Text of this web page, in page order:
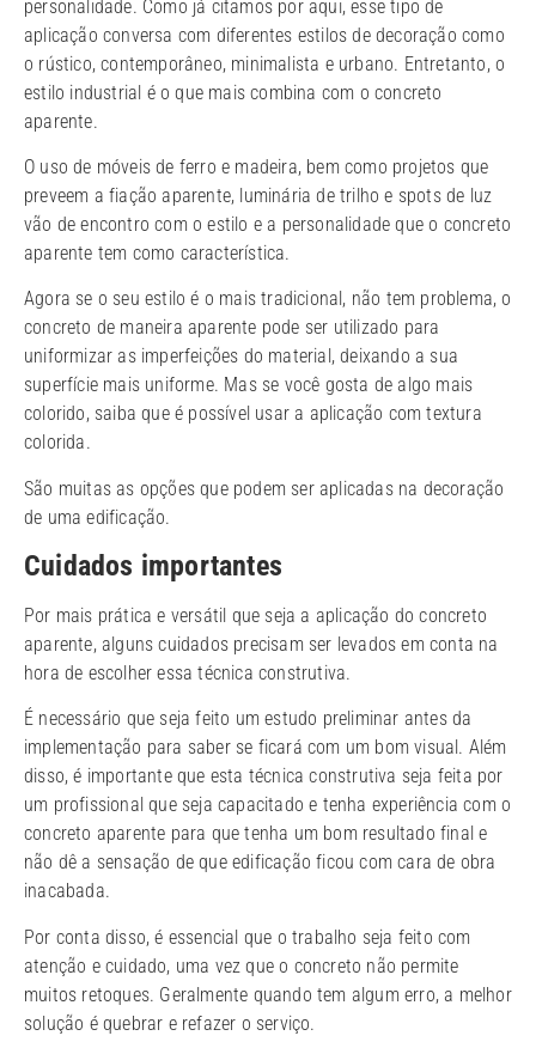
personalidade. Como já citamos por aqui, esse tipo de
aplicação conversa com diferentes estilos de decoração como
o rústico, contemporâneo, minimalista e urbano. Entretanto, o
estilo industrial é o que mais combina com o concreto
aparente.
O uso de móveis de ferro e madeira, bem como projetos que
preveem a fiação aparente, luminária de trilho e spots de luz
vão de encontro com o estilo e a personalidade que o concreto
aparente tem como característica.
Agora se o seu estilo é o mais tradicional, não tem problema, o
concreto de maneira aparente pode ser utilizado para
uniformizar as imperfeições do material, deixando a sua
superfície mais uniforme. Mas se você gosta de algo mais
colorido, saiba que é possível usar a aplicação com textura
colorida.
São muitas as opções que podem ser aplicadas na decoração
de uma edificação.
Cuidados importantes
Por mais prática e versátil que seja a aplicação do concreto
aparente, alguns cuidados precisam ser levados em conta na
hora de escolher essa técnica construtiva.
É necessário que seja feito um estudo preliminar antes da
implementação para saber se ficará com um bom visual. Além
disso, é importante que esta técnica construtiva seja feita por
um profissional que seja capacitado e tenha experiência com o
concreto aparente para que tenha um bom resultado final e
não dê a sensação de que edificação ficou com cara de obra
inacabada.
Por conta disso, é essencial que o trabalho seja feito com
atenção e cuidado, uma vez que o concreto não permite
muitos retoques. Geralmente quando tem algum erro, a melhor
solução é quebrar e refazer o serviço.